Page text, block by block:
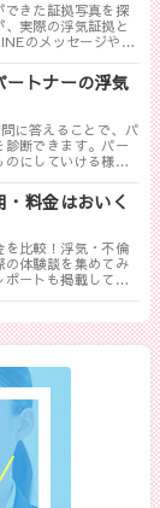
きた証拠写真を探
実際の浮気証拠と
のメッセージやり
トナーの浮気
に答えることで、パ
断できます。パー
のにしていける様に
・料金はおいく
比較！浮気・不倫
の体験談を集めてみ
ートも掲載してい